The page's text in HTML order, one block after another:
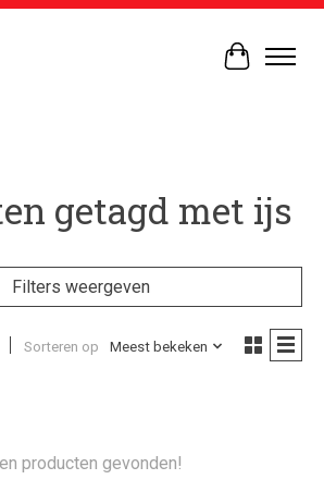
getagd met ijs
Filters weergeven
Sorteren op Meest bekeken
producten gevonden!